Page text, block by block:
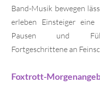
Band-Musik bewegen
erleben Einsteiger eine
Pausen und
Fortgeschrittene an
Foxtrott-